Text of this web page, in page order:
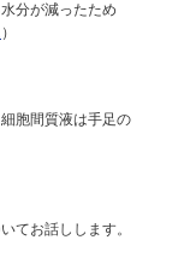
分が減ったため
）
胞間質液は手足の
てお話しします。